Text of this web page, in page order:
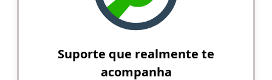
Suporte que realmente te
acompanha